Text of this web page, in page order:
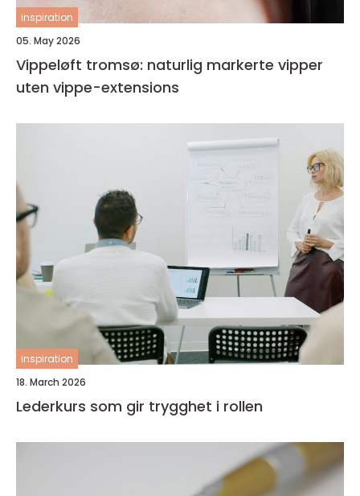
inspiration
05. May 2026
Vippeløft tromsø: naturlig markerte vipper
uten vippe-extensions
inspiration
18. March 2026
Lederkurs som gir trygghet i rollen